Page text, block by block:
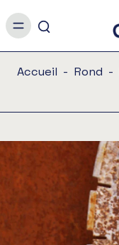
Accueil - Rond -